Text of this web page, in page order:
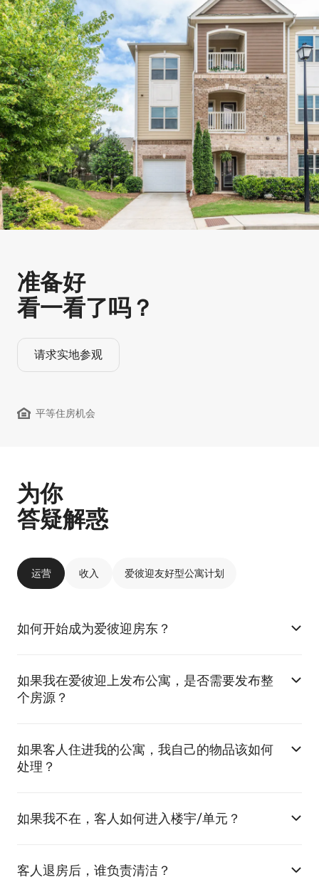
准备好
看一看了吗？
请求实地参观
平等住房机会
为你
答疑解惑
运营 收入 爱彼迎友好型公寓计划
如何开始成为爱彼迎房东？
如果我在爱彼迎上发布公寓，是否需要发布整
个房源？
如果客人住进我的公寓，我自己的物品该如何
处理？
如果我不在，客人如何进入楼宇/单元？
客人退房后，谁负责清洁？